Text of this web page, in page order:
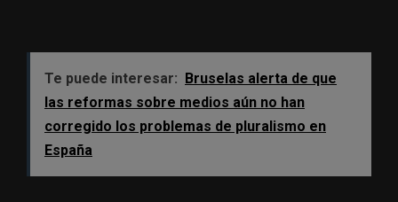
Te puede interesar: Bruselas alerta de que
las reformas sobre medios aún no han
corregido los problemas de pluralismo en
España